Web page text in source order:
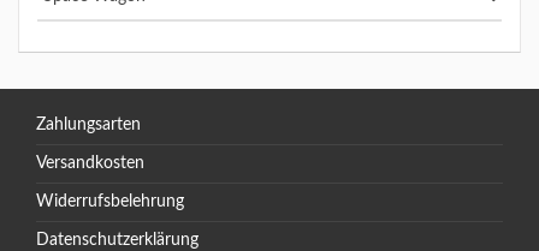
Zahlungsarten
Versandkosten
Widerrufsbelehrung
Datenschutzerklärung